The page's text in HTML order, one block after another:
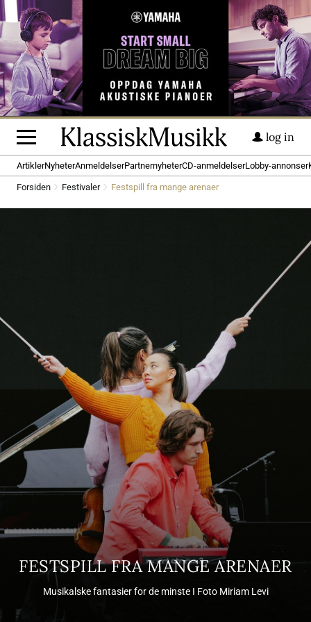
log in
ArtiklerNyheterAnmeldelserPartnernyheterCD-anmeldelserLobby-annonser
Forsiden Festivaler Festspill fra mange arenaer
FESTSPILL FRA MANGE ARENAER
Musikalske fantasier for de minste I Foto Miriam Levi